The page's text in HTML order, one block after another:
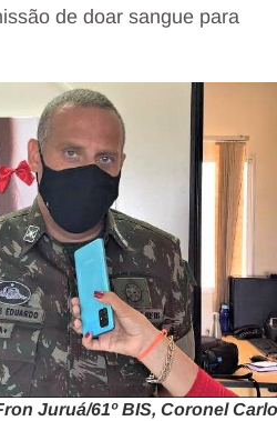
de doar sangue para
Juruá/61º BIS, Coronel